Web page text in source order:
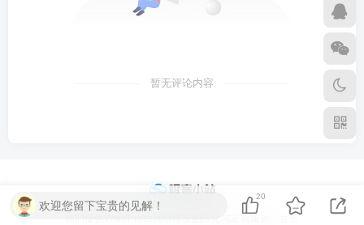
暂无评论内容
我们提供WordPress网站模板的汉化与定制服务，并分
欢迎您留下宝贵的见解！
20